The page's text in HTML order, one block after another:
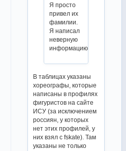
Я просто
привел их
фамилии.
Я написал
неверную
информацию?
В таблицах указаны
хореографы, которые
написаны в профилях
фигуристов на сайте
ИСУ (за исключением
россиян, у которых
нет этих профилей, у
них взял с fskate). Там
указаны не только